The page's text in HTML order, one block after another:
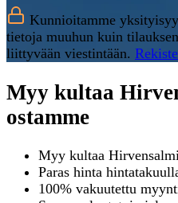
Kunnioitamme
tietoja muuhun kuin
liittyvään viestintään.
Myy kultaa
ostamme
Myy kultaa
Paras hinta
100% vakuutettu